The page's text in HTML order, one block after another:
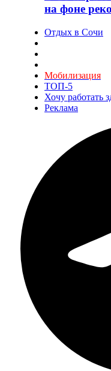
на фоне
Отдых в Сочи
Мобилизация
ТОП-5
Хочу работать
Реклама